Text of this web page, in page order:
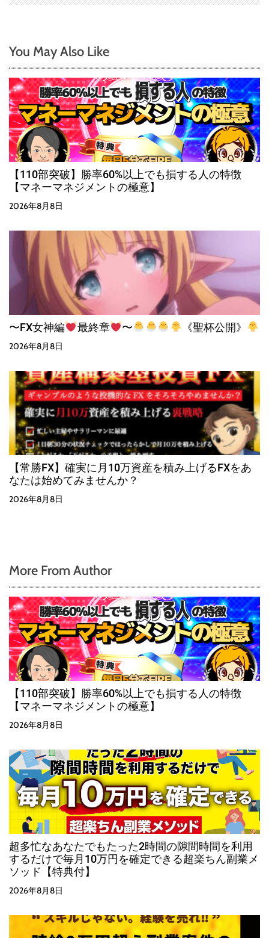
You May Also Like
【110部突破】勝率60%以上でも損する人の特徴
【マネーマネジメントの極意】
2026年8月8日
〜FX女神編 最終章 〜 《聖杯公開》
2026年8月8日
【常勝FX】確実に月10万資産を積み上げるFXをあ
なたは始めてみませんか？
2026年8月8日
More From Author
【110部突破】勝率60%以上でも損する人の特徴
【マネーマネジメントの極意】
2026年8月8日
超多忙なあなたでもたった2時間の隙間時間を利用
するだけで毎月10万円を確定できる超楽ちん副業メ
ソッド【特典付】
2026年8月8日